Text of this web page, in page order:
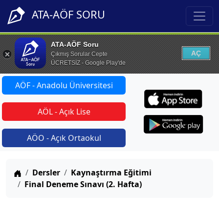
ATA-AÖF SORU
ATA-AÖF Soru
Çıkmış Sorular Cepte
ÜCRETSİZ - Google Play'de
AÇ
AÖF - Anadolu Üniversitesi
AÖL - Açık Lise
AÖO - Açık Ortaokul
Anasayfa
Dersler
Kaynaştırma Eğitimi
Final Deneme Sınavı (2. Hafta)